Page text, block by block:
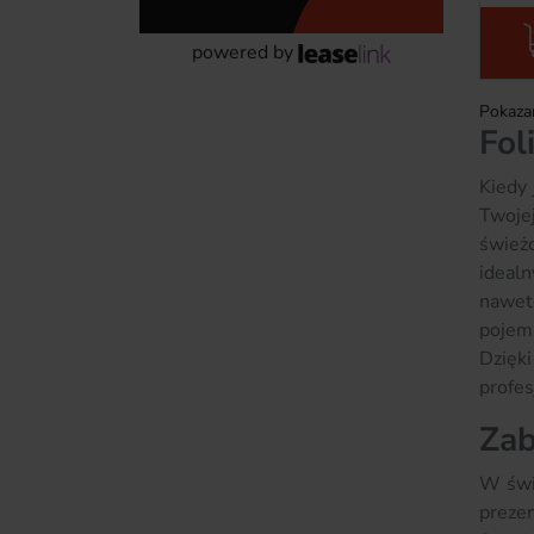
powered by
W